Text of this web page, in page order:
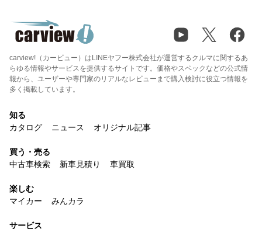
carview!（カービュー）はLINEヤフー株式会社が運営するクルマに関するあ
らゆる情報やサービスを提供するサイトです。価格やスペックなどの公式情
報から、ユーザーや専門家のリアルなレビューまで購入検討に役立つ情報を
多く掲載しています。
知る
カタログ
ニュース オリジナル記事
買う・売る
中古車検索
新車見積り 車買取
楽しむ
マイカー
みんカラ
サービス